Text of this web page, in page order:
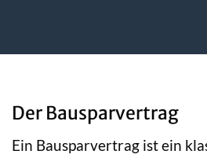
Der Bausparvertrag
Ein Bausparvertrag ist ein